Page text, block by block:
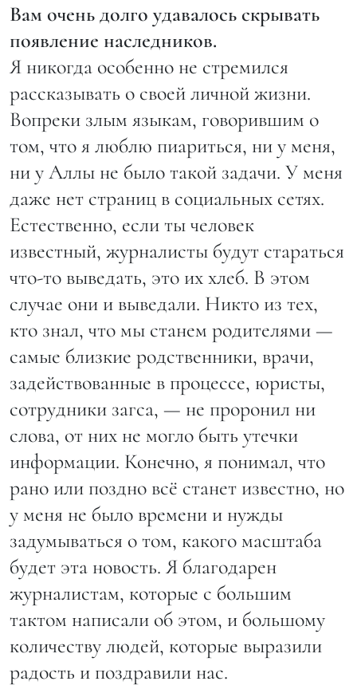
Вам очень долго удавалось скрывать
появление наследников.
Я никогда особенно не стремился
рассказывать о своей личной жизни.
Вопреки злым языкам, говорившим о
том, что я люблю пиариться, ни у меня,
ни у Аллы не было такой задачи. У меня
даже нет страниц в социальных сетях.
Естественно, если ты человек
известный, журналисты будут стараться
что-то выведать, это их хлеб. В этом
случае они и выведали. Никто из тех,
кто знал, что мы станем родителями —
самые близкие родственники, врачи,
задействованные в процессе, юристы,
сотрудники загса, — не проронил ни
слова, от них не могло быть утечки
информации. Конечно, я понимал, что
рано или поздно всё станет известно, но
у меня не было времени и нужды
задумываться о том, какого масштаба
будет эта новость. Я благодарен
журналистам, которые с большим
тактом написали об этом, и большому
количеству людей, которые выразили
радость и поздравили нас.